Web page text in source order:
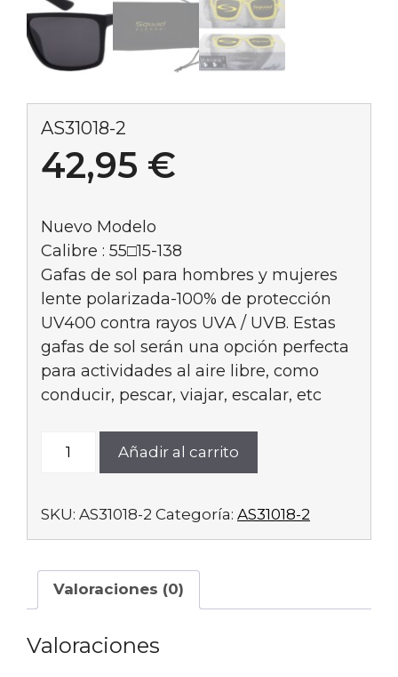
AS31018-2
42,95 €
Nuevo Modelo
Calibre : 55□15-138
Gafas de sol para hombres y mujeres
lente polarizada-100% de protección
UV400 contra rayos UVA / UVB. Estas
gafas de sol serán una opción perfecta
para actividades al aire libre, como
conducir, pescar, viajar, escalar, etc
Añadir al carrito
SKU: AS31018-2 Categoría: AS31018-2
Valoraciones (0)
Valoraciones